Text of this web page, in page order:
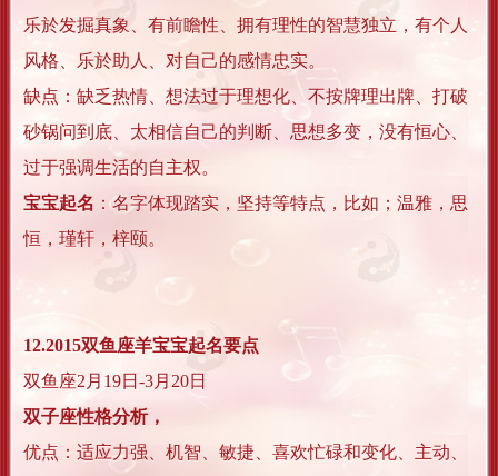
乐於发掘真象、有前瞻性、拥有理性的智慧独立，有个人
风格、乐於助人、对自己的感情忠实。
缺点：缺乏热情、想法过于理想化、不按牌理出牌、打破
砂锅问到底、太相信自己的判断、思想多变，没有恒心、
过于强调生活的自主权。
宝宝起名 ：名字体现踏实，坚持等特点，比如；温雅，思
恒，瑾轩，梓颐。
12.2015双鱼座羊宝宝起名要点
双鱼座2月19日-3月20日
双子座性格分析，
优点：适应力强、机智、敏捷、喜欢忙碌和变化、主动、